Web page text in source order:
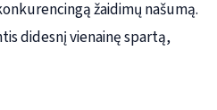
žaidimų našumą.
didesnį vienainę spartą,